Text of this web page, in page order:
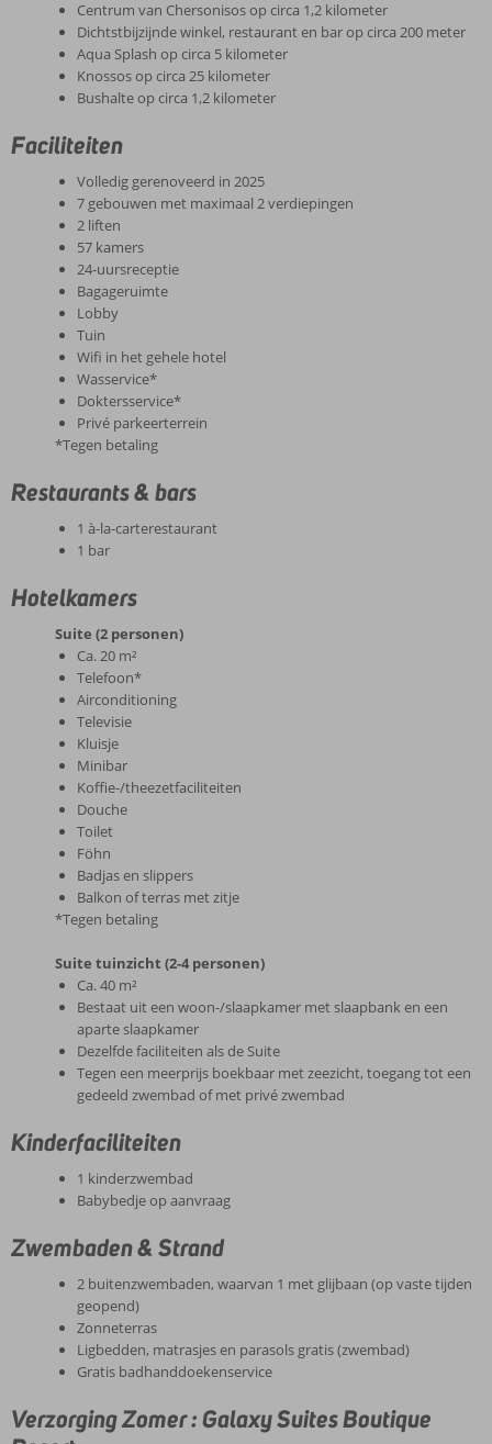
Centrum van Chersonisos op circa 1,2 kilometer
Dichtstbijzijnde winkel, restaurant en bar op circa 200 meter
Aqua Splash op circa 5 kilometer
Knossos op circa 25 kilometer
Bushalte op circa 1,2 kilometer
Faciliteiten
Volledig gerenoveerd in 2025
7 gebouwen met maximaal 2 verdiepingen
2 liften
57 kamers
24-uursreceptie
Bagageruimte
Lobby
Tuin
Wifi in het gehele hotel
Wasservice*
Doktersservice*
Privé parkeerterrein
*Tegen betaling
Restaurants & bars
1 à-la-carterestaurant
1 bar
Hotelkamers
Suite (2 personen)
Ca. 20 m²
Telefoon*
Airconditioning
Televisie
Kluisje
Minibar
Koffie-/theezetfaciliteiten
Douche
Toilet
Föhn
Badjas en slippers
Balkon of terras met zitje
*Tegen betaling
Suite tuinzicht (2-4 personen)
Ca. 40 m²
Bestaat uit een woon-/slaapkamer met slaapbank en een
aparte slaapkamer
Dezelfde faciliteiten als de Suite
Tegen een meerprijs boekbaar met zeezicht, toegang tot een
gedeeld zwembad of met privé zwembad
Kinderfaciliteiten
1 kinderzwembad
Babybedje op aanvraag
Zwembaden & Strand
2 buitenzwembaden, waarvan 1 met glijbaan (op vaste tijden
geopend)
Zonneterras
Ligbedden, matrasjes en parasols gratis (zwembad)
Gratis badhanddoekenservice
Verzorging Zomer : Galaxy Suites Boutique